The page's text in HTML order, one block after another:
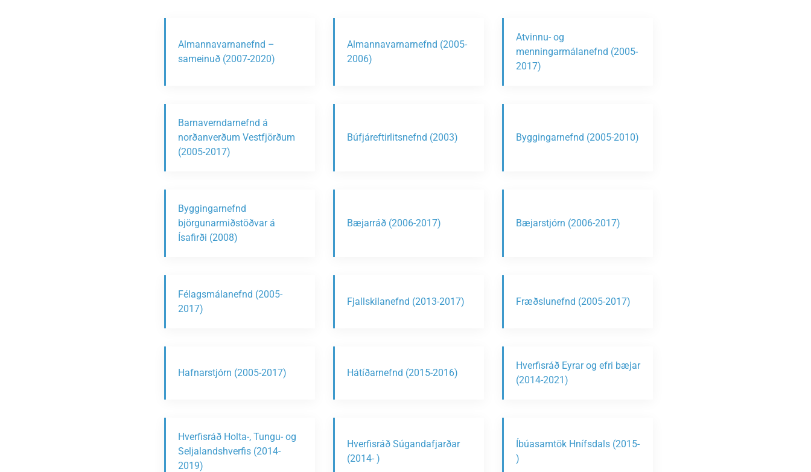
Almannavarnanefnd –
sameinuð (2007-2020)
Almannavarnarnefnd (2005-
2006)
Atvinnu- og
menningarmálanefnd (2005-
2017)
Barnaverndarnefnd á
norðanverðum Vestfjörðum
(2005-2017)
Búfjáreftirlitsnefnd (2003) Byggingarnefnd (2005-2010)
Byggingarnefnd
björgunarmiðstöðvar á
Ísafirði (2008)
Bæjarráð (2006-2017) Bæjarstjórn (2006-2017)
Félagsmálanefnd (2005-
2017)
Fjallskilanefnd (2013-2017) Fræðslunefnd (2005-2017)
Hafnarstjórn (2005-2017) Hátíðarnefnd (2015-2016)
Hverfisráð Eyrar og efri bæjar
(2014-2021)
Hverfisráð Holta-, Tungu- og
Seljalandshverfis (2014-
2019)
Hverfisráð Súgandafjarðar
(2014- )
Íbúasamtök Hnífsdals (2015-
)